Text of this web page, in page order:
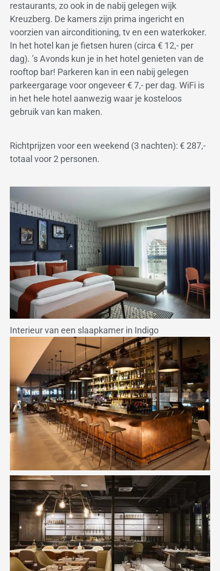
restaurants, zo ook in de nabij gelegen wijk
Kreuzberg. De kamers zijn prima ingericht en
voorzien van airconditioning, tv en een waterkoker.
In het hotel kan je fietsen huren (circa € 12,- per
dag). ’s Avonds kun je in het hotel genieten van de
rooftop bar! Parkeren kan in een nabij gelegen
parkeergarage voor ongeveer € 7,- per dag. WiFi is
in het hele hotel aanwezig waar je kosteloos
gebruik van kan maken.
Richtprijzen voor een weekend (3 nachten): € 287,-
totaal voor 2 personen.
Interieur van een slaapkamer in Indigo